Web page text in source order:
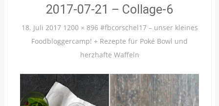
2017-07-21 – Collage-6
18. Juli 2017 1200 × 896 #fbcorschel17 – unser kleines
Foodbloggercamp! + Rezepte für Poké Bowl und
herzhafte Waffeln